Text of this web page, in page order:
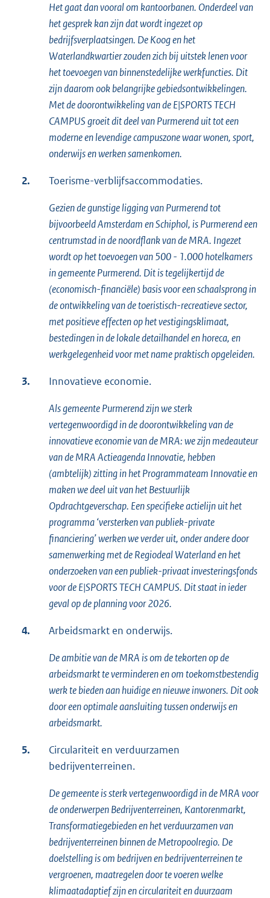
Het gaat dan vooral om kantoorbanen. Onderdeel van
het gesprek kan zijn dat wordt ingezet op
bedrijfsverplaatsingen. De Koog en het
Waterlandkwartier zouden zich bij uitstek lenen voor
het toevoegen van binnenstedelijke werkfuncties. Dit
zijn daarom ook belangrijke gebiedsontwikkelingen.
Met de doorontwikkeling van de E|SPORTS TECH
CAMPUS groeit dit deel van Purmerend uit tot een
moderne en levendige campuszone waar wonen, sport,
onderwijs en werken samenkomen.
2. Toerisme-verblijfsaccommodaties.
Gezien de gunstige ligging van Purmerend tot
bijvoorbeeld Amsterdam en Schiphol, is Purmerend een
centrumstad in de noordflank van de MRA. Ingezet
wordt op het toevoegen van 500 - 1.000 hotelkamers
in gemeente Purmerend. Dit is tegelijkertijd de
(economisch-financiële) basis voor een schaalsprong in
de ontwikkeling van de toeristisch-recreatieve sector,
met positieve effecten op het vestigingsklimaat,
bestedingen in de lokale detailhandel en horeca, en
werkgelegenheid voor met name praktisch opgeleiden.
3. Innovatieve economie.
Als gemeente Purmerend zijn we sterk
vertegenwoordigd in de doorontwikkeling van de
innovatieve economie van de MRA: we zijn medeauteur
van de MRA Actieagenda Innovatie, hebben
(ambtelijk) zitting in het Programmateam Innovatie en
maken we deel uit van het Bestuurlijk
Opdrachtgeverschap. Een specifieke actielijn uit het
programma ‘versterken van publiek-private
financiering’ werken we verder uit, onder andere door
samenwerking met de Regiodeal Waterland en het
onderzoeken van een publiek-privaat investeringsfonds
voor de E|SPORTS TECH CAMPUS. Dit staat in ieder
geval op de planning voor 2026.
4. Arbeidsmarkt en onderwijs.
De ambitie van de MRA is om de tekorten op de
arbeidsmarkt te verminderen en om toekomstbestendig
werk te bieden aan huidige en nieuwe inwoners. Dit ook
door een optimale aansluiting tussen onderwijs en
arbeidsmarkt.
5.
Circulariteit en verduurzamen
bedrijventerreinen.
De gemeente is sterk vertegenwoordigd in de MRA voor
de onderwerpen Bedrijventerreinen, Kantorenmarkt,
Transformatiegebieden en het verduurzamen van
bedrijventerreinen binnen de Metropoolregio. De
doelstelling is om bedrijven en bedrijventerreinen te
vergroenen, maatregelen door te voeren welke
klimaatadaptief zijn en circulariteit en duurzaam